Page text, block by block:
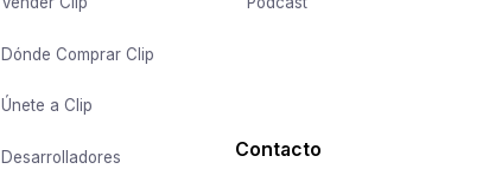
Dónde Comprar Clip
Únete a Clip
Desarrolladores Contacto